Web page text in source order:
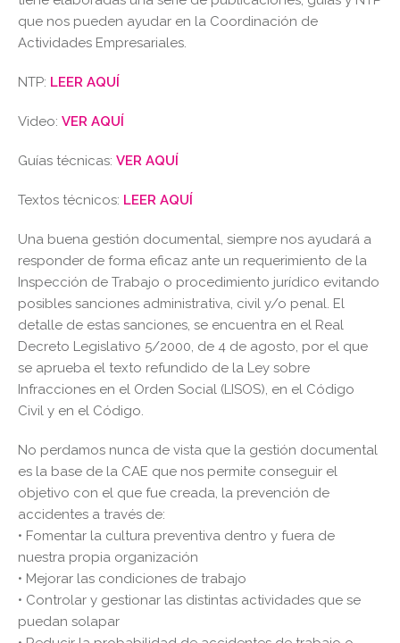
que nos pueden ayudar en la Coordinación de
Actividades Empresariales.
NTP: LEER AQUÍ
Video: VER AQUÍ
Guías técnicas: VER AQUÍ
Textos técnicos: LEER AQUÍ
Una buena gestión documental, siempre nos ayudará a
responder de forma eficaz ante un requerimiento de la
Inspección de Trabajo o procedimiento jurídico evitando
posibles sanciones administrativa, civil y/o penal. El
detalle de estas sanciones, se encuentra en el Real
Decreto Legislativo 5/2000, de 4 de agosto, por el que
se aprueba el texto refundido de la Ley sobre
Infracciones en el Orden Social (LISOS), en el Código
Civil y en el Código.
No perdamos nunca de vista que la gestión documental
es la base de la CAE que nos permite conseguir el
objetivo con el que fue creada, la prevención de
accidentes a través de:
• Fomentar la cultura preventiva dentro y fuera de
nuestra propia organización
• Mejorar las condiciones de trabajo
• Controlar y gestionar las distintas actividades que se
puedan solapar